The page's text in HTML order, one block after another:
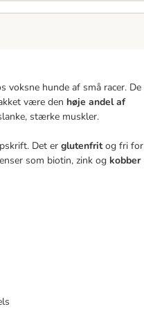
voksne hunde af små racer. De
være den høje andel af
stærke muskler.
Det er glutenfritog fri for
som biotin, zink og kobber